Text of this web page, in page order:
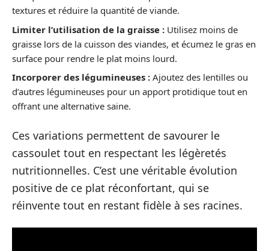
textures et réduire la quantité de viande.
Limiter l’utilisation de la graisse : Utilisez moins de
graisse lors de la cuisson des viandes, et écumez le gras en
surface pour rendre le plat moins lourd.
Incorporer des légumineuses : Ajoutez des lentilles ou
d’autres légumineuses pour un apport protidique tout en
offrant une alternative saine.
Ces variations permettent de savourer le
cassoulet tout en respectant les légèretés
nutritionnelles. C’est une véritable évolution
positive de ce plat réconfortant, qui se
réinvente tout en restant fidèle à ses racines.